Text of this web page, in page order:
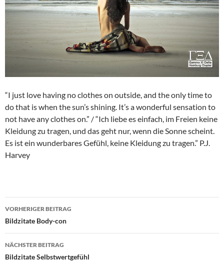
“I just love having no clothes on outside, and the only time to
do that is when the sun’s shining. It’s a wonderful sensation to
not have any clothes on.” / “Ich liebe es einfach, im Freien keine
Kleidung zu tragen, und das geht nur, wenn die Sonne scheint.
Es ist ein wunderbares Gefühl, keine Kleidung zu tragen.” P.J.
Harvey
Beitragsnavigation
VORHERIGER BEITRAG
Bildzitate Body-con
NÄCHSTER BEITRAG
Bildzitate Selbstwertgefühl